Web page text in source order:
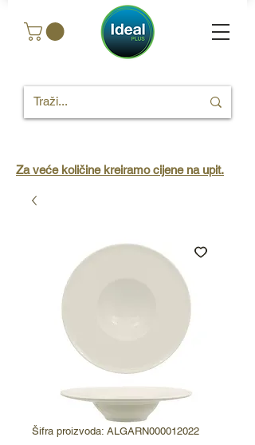
Za veće količine kreiramo cijene na upit.
Šifra proizvoda: ALGARN000012022